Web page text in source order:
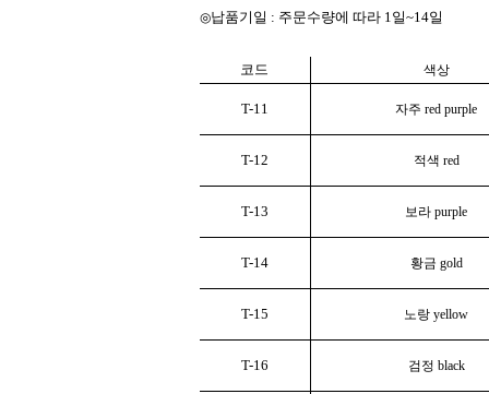
◎납품기일 : 주문수량에 따라 1일~14일
코드 색상
T-11 자주 red purple
T-12 적색 red
T-13 보라 purple
T-14 황금 gold
T-15 노랑 yellow
T-16 검정 black